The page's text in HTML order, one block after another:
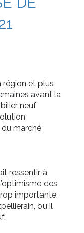
région et plus
avant la
neuf
du marché
ressentir à
des
importante.
où il